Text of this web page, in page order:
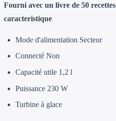
Fourni avec un livre de 50 recettes
caracteristique
Mode d'alimentation Secteur
Connecté Non
Capacité utile 1,2 l
Puissance 230 W
Turbine à glace